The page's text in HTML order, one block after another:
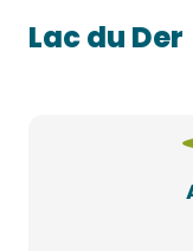
Lac du Der